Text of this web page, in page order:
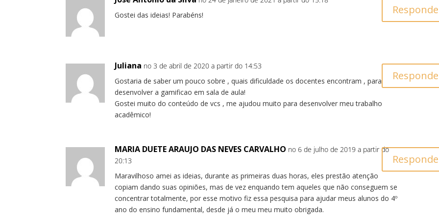
Gostei das ideias! Parabéns!
Juliana no 3 de abril de 2020 a partir do 14:53
Gostaria de saber um pouco sobre , quais dificuldade os docentes encontram , para
desenvolver a gamificao em sala de aula!
Gostei muito do conteúdo de vcs , me ajudou muito para desenvolver meu trabalho
acadêmico!
MARIA DUETE ARAUJO DAS NEVES CARVALHO no 6 de julho de 2019 a partir do
20:13
Maravilhoso amei as ideias, durante as primeiras duas horas, eles prestão atenção
copiam dando suas opiniões, mas de vez enquando tem aqueles que não conseguem se
concentrar totalmente, por esse motivo fiz essa pesquisa para ajudar meus alunos do 4º
ano do ensino fundamental, desde já o meu meu muito obrigada.